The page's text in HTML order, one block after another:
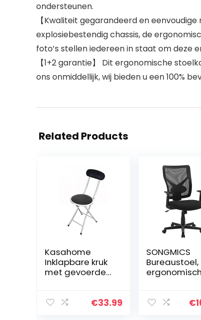
ondersteunen.
【Kwaliteit gegarandeerd en
explosiebestendig chassis, de
foto’s stellen iedereen in staat om deze
【1+2 garantie】 Dit ergonomische
ons onmiddellijk, wij bieden u een 100%
Related Products
Kasahome
Inklapbare kruk
met gevoerde
draagbaar,€33.99
SONGMICS
Bureaustoel,
€